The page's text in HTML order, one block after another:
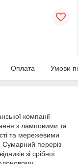
Оплата Умови
компанії
з ламповими та
та мережевими
переріз
зі срібної